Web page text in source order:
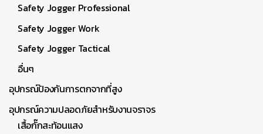
Safety Jogger Professional
Safety Jogger Work
Safety Jogger Tactical
อื่นๆ
อุปกรณ์ป้องกันการตกจากที่สูง
อุปกรณ์ความปลอดภัยสำหรับงานจราจร
เสื้อกั๊กสะท้อนแสง